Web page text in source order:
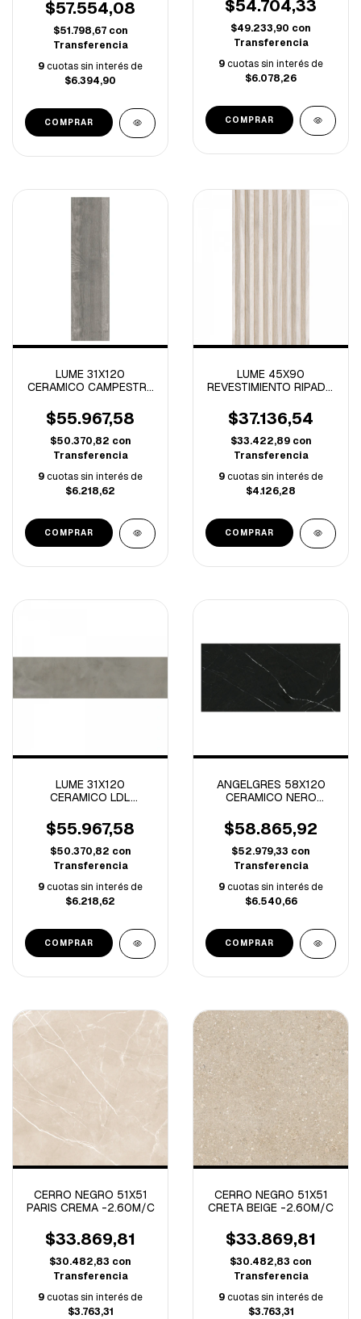
$57.554,08
$51.798,67 con
Transferencia
9cuotas sin interés de
$6.394,90
$54.704,33
$49.233,90 con
Transferencia
9cuotas sin interés de
$6.078,26
LUME 31X120
CERAMICO CAMPESTRE
M/C-
$55.967,58
$50.370,82 con
Transferencia
9cuotas sin interés de
$6.218,62
LUME 45X90
REVESTIMIENTO RIPADO
RECTIFICADO-1.62
M/C-
$37.136,54
$33.422,89 con
Transferencia
9cuotas sin interés de
$4.126,28
LUME 31X120
CERAMICO LDL
$55.967,58
$50.370,82 con
Transferencia
9cuotas sin interés de
$6.218,62
ANGELGRES 58X120
CERAMICO NERO
M/C
$58.865,92
$52.979,33 con
Transferencia
9cuotas sin interés de
$6.540,66
CERRO NEGRO 51X51
PARIS CREMA -2.60M/C
$33.869,81
$30.482,83 con
Transferencia
9cuotas sin interés de
$3.763,31
CERRO NEGRO 51X51
CRETA BEIGE -2.60M/C
$33.869,81
$30.482,83 con
Transferencia
9cuotas sin interés de
$3.763,31